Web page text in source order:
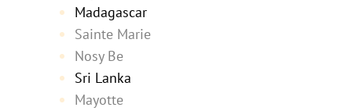
Madagascar
Sainte Marie
Nosy Be
Sri Lanka
Mayotte